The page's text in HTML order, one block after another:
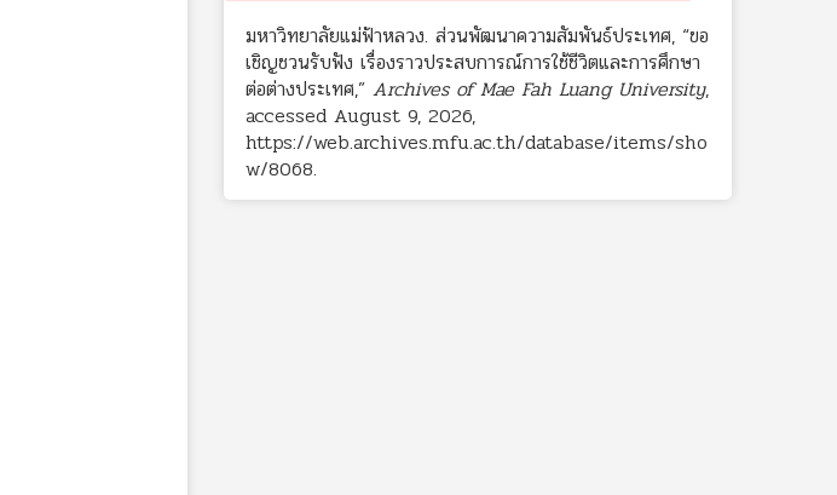
มหาวิทยาลัยแม่ฟ้าหลวง. ส่วนพัฒนาความสัมพันธ์ประเทศ, “ขอ
เชิญชวนรับฟัง เรื่องราวประสบการณ์การใช้ชีวิตและการศึกษา
ต่อต่างประเทศ,” Archives of Mae Fah Luang University,
accessed August 9, 2026,
https://web.archives.mfu.ac.th/database/items/sho
w/8068.